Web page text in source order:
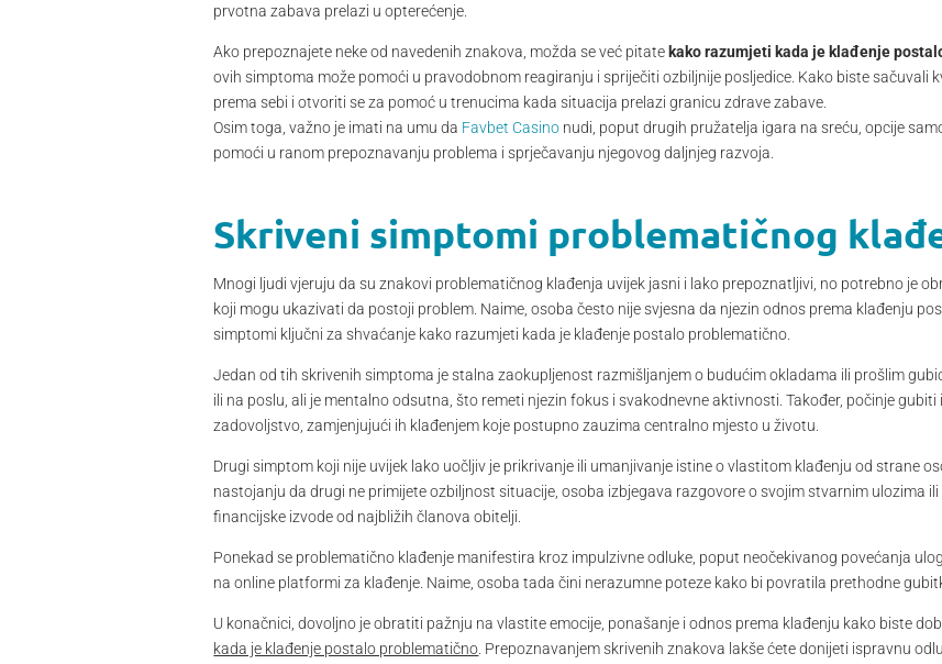
prvotna zabava prelazi u opterećenje.
Ako prepoznajete neke od navedenih znakova, možda se već pitatekako razumjeti kada je klađenje
ovih simptoma može pomoći u pravodobnom reagiranju i spriječiti ozbiljnije posljedice. Kako biste sačuvali
prema sebi i otvoriti se za pomoć u trenucima kada situacija prelazi granicu zdrave zabave.
Osim toga, važno je imati na umu da Favbet Casino nudi, poput drugih pružatelja igara na sreću, opcije
pomoći u ranom prepoznavanju problema i sprječavanju njegovog daljnjeg razvoja.
Skriveni simptomi problematičnog
Mnogi ljudi vjeruju da su znakovi problematičnog klađenja uvijek jasni i lako prepoznatljivi, no potrebno je
koji mogu ukazivati da postoji problem. Naime, osoba često nije svjesna da njezin odnos prema klađenju
simptomi ključni za shvaćanje kako razumjeti kada je klađenje postalo problematično.
Jedan od tih skrivenih simptoma je stalna zaokupljenost razmišljanjem o budućim okladama ili prošlim
ili na poslu, ali je mentalno odsutna, što remeti njezin fokus i svakodnevne aktivnosti. Također, počinje
zadovoljstvo, zamjenjujući ih klađenjem koje postupno zauzima centralno mjesto u životu.
Drugi simptom koji nije uvijek lako uočljiv je prikrivanje ili umanjivanje istine o vlastitom klađenju od strane
nastojanju da drugi ne primijete ozbiljnost situacije, osoba izbjegava razgovore o svojim stvarnim ulozima
financijske izvode od najbližih članova obitelji.
Ponekad se problematično klađenje manifestira kroz impulzivne odluke, poput neočekivanog povećanja
na online platformi za klađenje. Naime, osoba tada čini nerazumne poteze kako bi povratila prethodne
U konačnici, dovoljno je obratiti pažnju na vlastite emocije, ponašanje i odnos prema klađenju kako biste
kada je klađenje postalo problematično . Prepoznavanjem skrivenih znakova lakše ćete donijeti ispravnu